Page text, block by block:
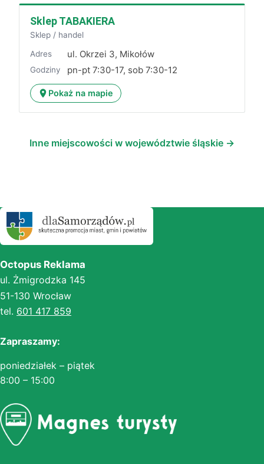
Sklep TABAKIERA
Sklep / handel
Adres ul. Okrzei 3, Mikołów
Godziny pn-pt 7:30-17, sob 7:30-12
Pokaż na mapie
Inne miejscowości w województwie śląskie →
Octopus Reklama
ul. Żmigrodzka 145
51-130 Wrocław
tel. 601 417 859
Zapraszamy:
poniedziałek – piątek
8:00 – 15:00